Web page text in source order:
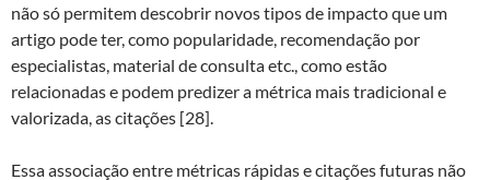
não só permitem descobrir novos tipos de impacto que um
artigo pode ter, como popularidade, recomendação por
especialistas, material de consulta etc., como estão
relacionadas e podem predizer a métrica mais tradicional e
valorizada, as citações [28].
Essa associação entre métricas rápidas e citações futuras não